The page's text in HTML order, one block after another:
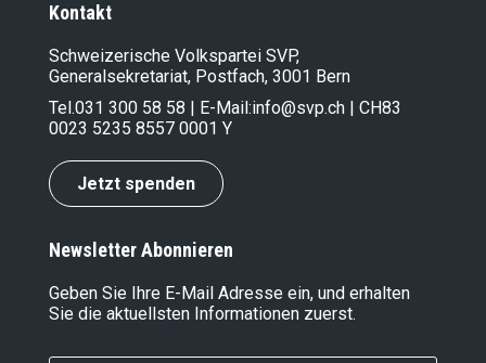
Kontakt
Schweizerische Volkspartei SVP,
Generalsekretariat, Postfach, 3001 Bern
Tel.031 300 58 58 | E-Mail:info@svp.ch | CH83
0023 5235 8557 0001 Y
Jetzt spenden
Newsletter Abonnieren
Geben Sie Ihre E-Mail Adresse ein, und erhalten
Sie die aktuellsten Informationen zuerst.